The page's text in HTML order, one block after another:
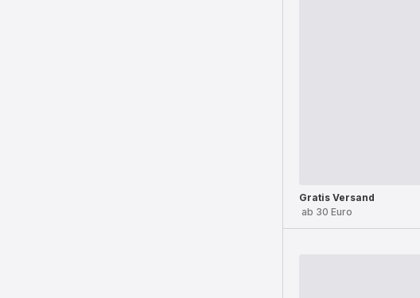
Gratis Versand
ab 30 Euro